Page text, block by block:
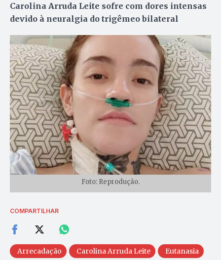
Carolina Arruda Leite sofre com dores intensas
devido à neuralgia do trigêmeo bilateral
Foto: Reprodução.
COMPARTILHAR
Arrecadação Carolina Arruda Leite
Eutanasia